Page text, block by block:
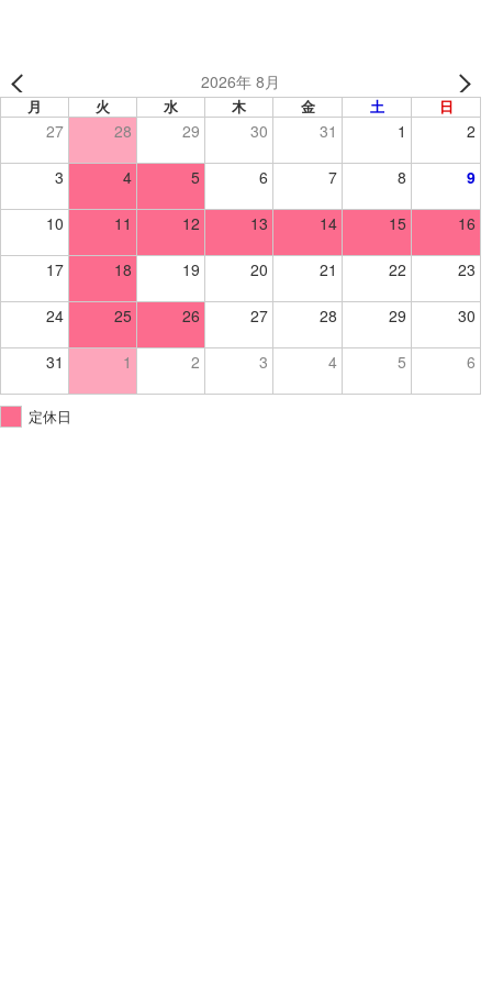
2026年 8月
月 火 水 木 金 土 日
27 28 29 30 31 1 2
3 4 5 6 7 8 9
10 11 12 13 14 15 16
17 18 19 20 21 22 23
24 25 26 27 28 29 30
31 1 2 3 4 5 6
定休日